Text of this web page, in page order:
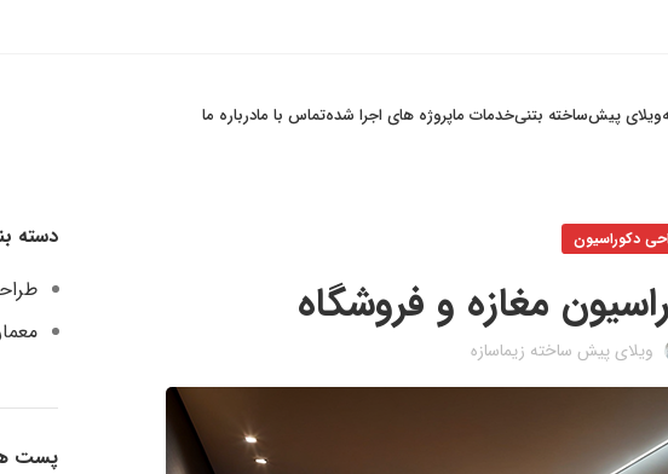
ویلای پیش‌ساخته بتنیخدمات ماپروژه های اجرا شدهتماس با مادرباره ما
دکوراسیون
ویلای پیش ساخته زیماسازه
دسته
پست